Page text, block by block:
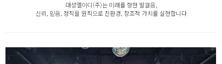
대성엘이디(주)는 미래를 향한 발걸음,
신뢰, 믿음, 정직을 원칙으로 친환경, 창조적 가치를 실현합니다